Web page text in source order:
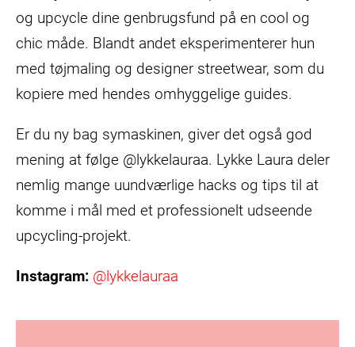
og upcycle dine genbrugsfund på en cool og
chic måde. Blandt andet eksperimenterer hun
med tøjmaling og designer streetwear, som du
kopiere med hendes omhyggelige guides.
Er du ny bag symaskinen, giver det også god
mening at følge @lykkelauraa. Lykke Laura deler
nemlig mange uundværlige hacks og tips til at
komme i mål med et professionelt udseende
upcycling-projekt.
Instagram: @lykkelauraa